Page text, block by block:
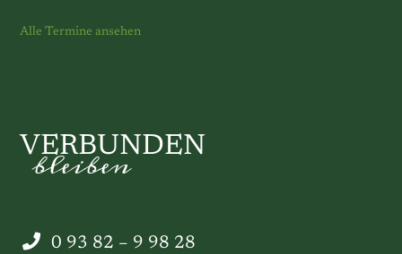
Alle Termine ansehen
VERBUNDEN
bleiben
0 93 82 – 9 98 28